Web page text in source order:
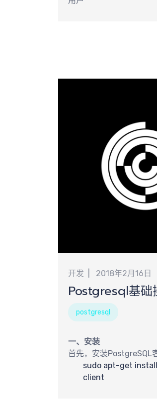
开发 2018年2月16日
Postgresql基础
postgresql
一、安装
首先，安装PostgreSQL
sudo apt-get
client